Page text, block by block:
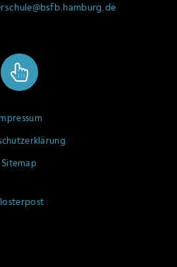
Impressum
Sitemap